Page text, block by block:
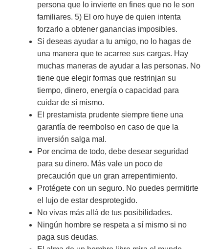
persona que lo invierte en fines que no le son
familiares. 5) El oro huye de quien intenta
forzarlo a obtener ganancias imposibles.
Si deseas ayudar a tu amigo, no lo hagas de
una manera que te acarree sus cargas. Hay
muchas maneras de ayudar a las personas. No
tiene que elegir formas que restrinjan su
tiempo, dinero, energía o capacidad para
cuidar de sí mismo.
El prestamista prudente siempre tiene una
garantía de reembolso en caso de que la
inversión salga mal.
Por encima de todo, debe desear seguridad
para su dinero. Más vale un poco de
precaución que un gran arrepentimiento.
Protégete con un seguro. No puedes permitirte
el lujo de estar desprotegido.
No vivas más allá de tus posibilidades.
Ningún hombre se respeta a sí mismo si no
paga sus deudas.